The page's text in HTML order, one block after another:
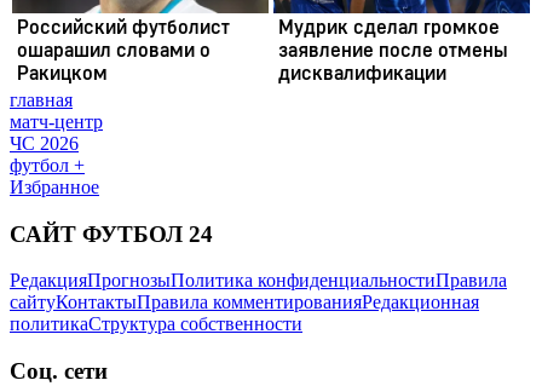
главная
матч-центр
ЧС 2026
футбол +
Избранное
САЙТ ФУТБОЛ 24
РедакцияПрогнозыПолитика конфиденциальностиПравила
сайтуКонтактыПравила комментированияРедакционная
политикаСтруктура собственности
Соц. сети